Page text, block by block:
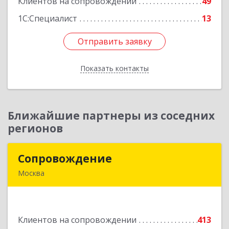
1С:Специалист
13
Отправить заявку
Показать контакты
Отправить заявку
Назад
Ближайшие партнеры из соседних
регионов
Сопровождение
Москва
Клиентов на сопровождении
413
Подробнее